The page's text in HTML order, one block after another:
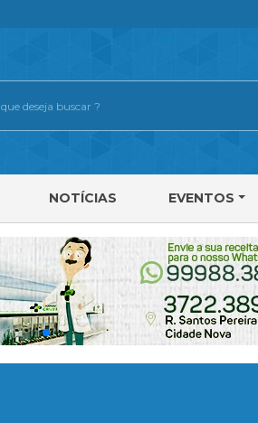
NOTÍCIAS EVENTOS